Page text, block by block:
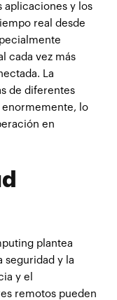
aplicaciones y los
real desde
cada vez más
La
de diferentes
lo
en
plantea
seguridad y la
y el
remotos pueden